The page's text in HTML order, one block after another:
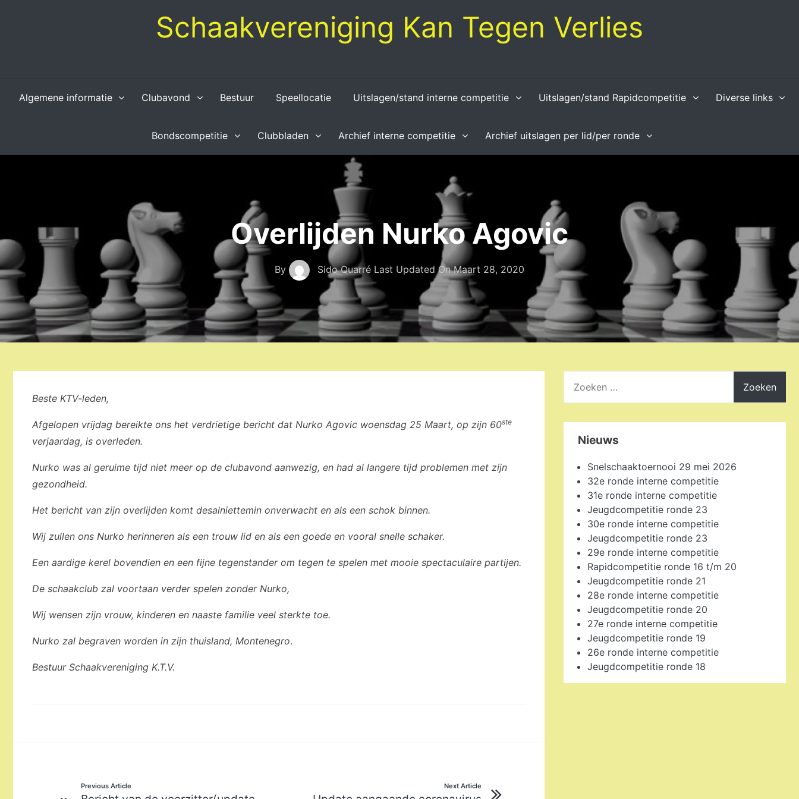
Schaakvereniging Kan Tegen Verlies
Algemene informatie Clubavond Bestuur Speellocatie Uitslagen/stand interne competitie Uitslagen/stand Rapidcompetitie Diverse links
Bondscompetitie Clubbladen Archief interne competitie Archief uitslagen per lid/per ronde
Overlijden Nurko Agovic
By Sido Quarré Last Updated OnMaart 28, 2020
Beste KTV-leden,
Afgelopen vrijdag bereikte ons het verdrietige bericht dat Nurko Agovic woensdag 25 Maart, op zijn 60ste
verjaardag, is overleden.
Nurko was al geruime tijd niet meer op de clubavond aanwezig, en had al langere tijd problemen met zijn
gezondheid.
Het bericht van zijn overlijden komt desalniettemin onverwacht en als een schok binnen.
Wij zullen ons Nurko herinneren als een trouw lid en als een goede en vooral snelle schaker.
Een aardige kerel bovendien en een fijne tegenstander om tegen te spelen met mooie spectaculaire partijen.
De schaakclub zal voortaan verder spelen zonder Nurko,
Wij wensen zijn vrouw, kinderen en naaste familie veel sterkte toe.
Nurko zal begraven worden in zijn thuisland, Montenegro.
Bestuur Schaakvereniging K.T.V.
BerichtPrevious Article Next Article
naar:
Nieuws
Snelschaaktoernooi 29 mei 2026
32e ronde interne competitie
31e ronde interne competitie
Jeugdcompetitie ronde 23
30e ronde interne competitie
Jeugdcompetitie ronde 23
29e ronde interne competitie
Rapidcompetitie ronde 16 t/m 20
Jeugdcompetitie ronde 21
28e ronde interne competitie
Jeugdcompetitie ronde 20
27e ronde interne competitie
Jeugdcompetitie ronde 19
26e ronde interne competitie
Jeugdcompetitie ronde 18